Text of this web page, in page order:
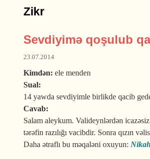
Zikr
Sevdiyimə qoşulub
23.07.2014
Kimdən: ele menden
Sual:
14 yawda sevdiyimle birlikde qacib
Cavab:
Salam aleykum. Valideynlərdən
tərəfin razılığı vacibdir. Sonra qızın
Daha ətraflı bu məqaləni oxuyun: